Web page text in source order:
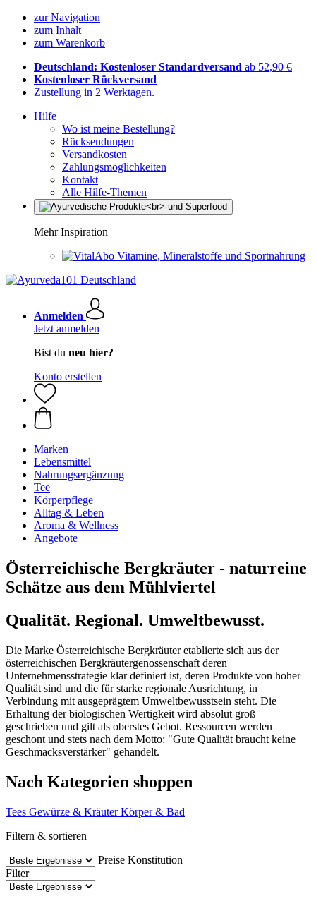
zur Navigation
zum Inhalt
zum Warenkorb
Deutschland: Kostenloser Standardversand ab 52,90 €
Kostenloser Rückversand
Zustellung in 2 Werktagen.
Hilfe
Wo ist meine Bestellung?
Rücksendungen
Versandkosten
Zahlungsmöglichkeiten
Kontakt
Alle Hilfe-Themen
Mehr Inspiration
Vitamine, Mineralstoffe und Sportnahrung
Anmelden
Jetzt anmelden
Bist du neu hier?
Konto erstellen
Marken
Lebensmittel
Nahrungsergänzung
Tee
Körperpflege
Alltag & Leben
Aroma & Wellness
Angebote
Österreichische Bergkräuter - naturreine
Schätze aus dem Mühlviertel
Qualität. Regional. Umweltbewusst.
Die Marke Österreichische Bergkräuter etablierte sich aus der
österreichischen Bergkräutergenossenschaft deren
Unternehmensstrategie klar definiert ist, deren Produkte von hoher
Qualität sind und die für starke regionale Ausrichtung, in
Verbindung mit ausgeprägtem Umweltbewusstsein steht. Die
Erhaltung der biologischen Wertigkeit wird absolut groß
geschrieben und gilt als oberstes Gebot. Ressourcen werden
geschont und stets nach dem Motto: "Gute Qualität braucht keine
Geschmacksverstärker" gehandelt.
Nach Kategorien shoppen
Tees Gewürze & Kräuter Körper & Bad
Filtern & sortieren
Preise Konstitution
Filter